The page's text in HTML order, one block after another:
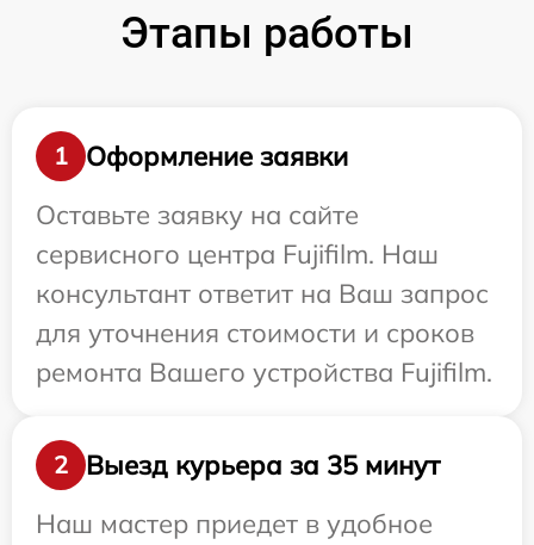
Этапы работы
1
Оформление заявки
Оставьте заявку на сайте
сервисного центра Fujifilm. Наш
консультант ответит на Ваш запрос
для уточнения стоимости и сроков
ремонта Вашего устройства Fujifilm.
2
Выезд курьера за 35 минут
Наш мастер приедет в удобное